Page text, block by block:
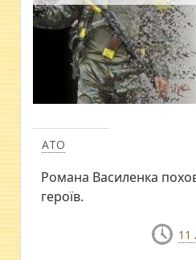
АТО
Романа Василенка
героїв.
11